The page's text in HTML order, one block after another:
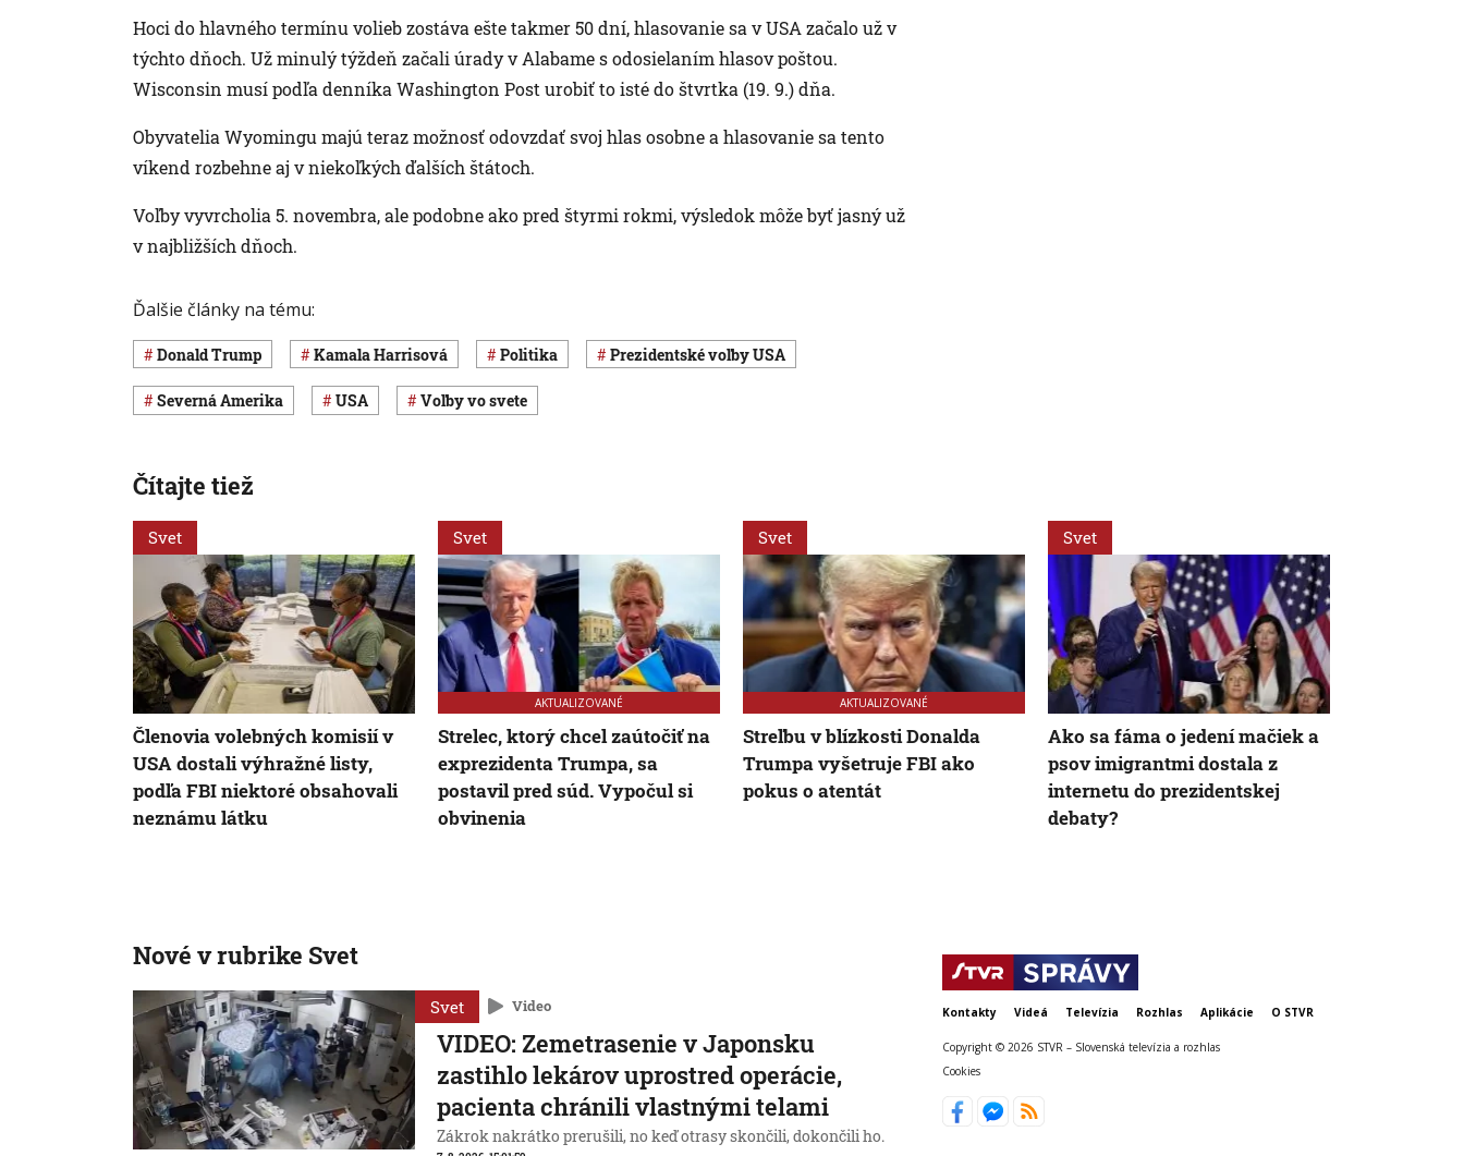
Hoci do hlavného termínu volieb zostáva ešte takmer 50 dní, hlasovanie sa v USA začalo už v
týchto dňoch. Už minulý týždeň začali úrady v Alabame s odosielaním hlasov poštou.
Wisconsin musí podľa denníka Washington Post urobiť to isté do štvrtka (19. 9.) dňa.
Obyvatelia Wyomingu majú teraz možnosť odovzdať svoj hlas osobne a hlasovanie sa tento
víkend rozbehne aj v niekoľkých ďalších štátoch.
Voľby vyvrcholia 5. novembra, ale podobne ako pred štyrmi rokmi, výsledok môže byť jasný už
v najbližších dňoch.
Ďalšie články na tému:
Donald Trump Kamala Harrisová Politika prezidentské voľby USA
Severná Amerika USA voľby vo svete
Čítajte tiež
Svet
Členovia volebných komisií v
USA dostali výhražné listy,
podľa FBI niektoré obsahovali
neznámu látku
Svet
AKTUALIZOVANÉ
Strelec, ktorý chcel zaútočiť na
exprezidenta Trumpa, sa
postavil pred súd. Vypočul si
obvinenia
Svet
AKTUALIZOVANÉ
Streľbu v blízkosti Donalda
Trumpa vyšetruje FBI ako
pokus o atentát
Svet
Ako sa fáma o jedení mačiek a
psov imigrantmi dostala z
internetu do prezidentskej
debaty?
Nové v rubrike Svet
Svet Video
VIDEO: Zemetrasenie v Japonsku
zastihlo lekárov uprostred operácie,
pacienta chránili vlastnými telami
Zákrok nakrátko prerušili, no keď otrasy skončili, dokončili ho.
Kontakty Videá Televízia Rozhlas Aplikácie O STVR
Copyright © 2026 STVR – Slovenská televízia a rozhlas
Cookies